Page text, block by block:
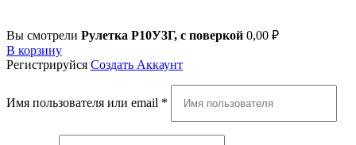
Вы смотрели Рулетка Р10У3Г, с поверкой 0,00 ₽
В корзину
Регистрируйся Создать Аккаунт
Имя пользователя или email *